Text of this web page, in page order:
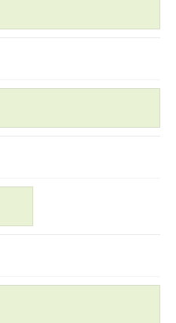
に必要な範囲におい
行います。
します。